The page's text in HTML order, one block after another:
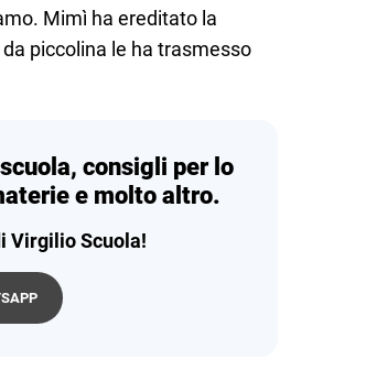
Mimì ha ereditato la
piccolina le ha trasmesso
consigli per lo
e molto altro.
Virgilio Scuola!